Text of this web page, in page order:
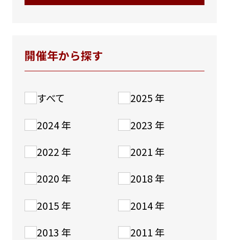
採用情報
開催年から探す
すべて
2025 年
2024 年
2023 年
2022 年
2021 年
2020 年
2018 年
2015 年
2014 年
2013 年
2011 年